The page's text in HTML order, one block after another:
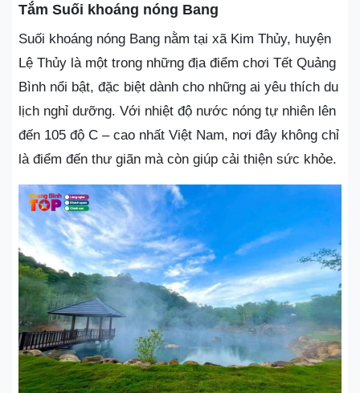
Tắm Suối khoáng nóng Bang
Suối khoáng nóng Bang nằm tại xã Kim Thủy, huyện
Lệ Thủy là một trong những địa điểm chơi Tết Quảng
Bình nổi bật, đặc biệt dành cho những ai yêu thích du
lịch nghỉ dưỡng. Với nhiệt độ nước nóng tự nhiên lên
đến 105 độ C – cao nhất Việt Nam, nơi đây không chỉ
là điểm đến thư giãn mà còn giúp cải thiện sức khỏe.